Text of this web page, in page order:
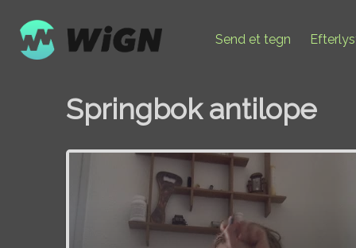
Send et tegn
Springbok antilope